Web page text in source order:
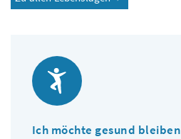
Ich möchte gesund bleiben